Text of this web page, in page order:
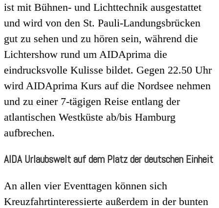
ist mit Bühnen- und Lichttechnik ausgestattet
und wird von den St. Pauli-Landungsbrücken
gut zu sehen und zu hören sein, während die
Lichtershow rund um AIDAprima die
eindrucksvolle Kulisse bildet. Gegen 22.50 Uhr
wird AIDAprima Kurs auf die Nordsee nehmen
und zu einer 7-tägigen Reise entlang der
atlantischen Westküste ab/bis Hamburg
aufbrechen.
AIDA Urlaubswelt auf dem Platz der deutschen Einheit
An allen vier Eventtagen können sich
Kreuzfahrtinteressierte außerdem in der bunten